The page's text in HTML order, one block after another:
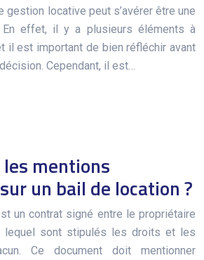
gestion locative peut s’avérer être une
En effet, il y a plusieurs éléments à
il est important de bien réfléchir avant
Cependant, il est…
mentions
un bail de location ?
un contrat signé entre le propriétaire
lequel sont stipulés les droits et les
Ce document doit mentionner